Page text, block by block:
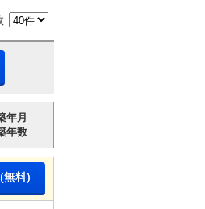
年月
年数
無料)